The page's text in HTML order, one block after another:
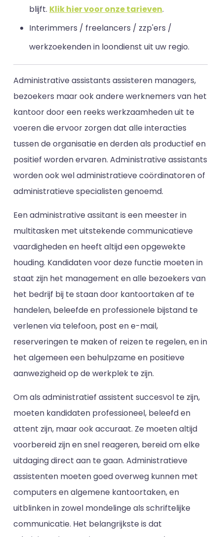
blijft. Klik hier voor onze tarieven.
Interimmers / freelancers / zzp'ers /
werkzoekenden in loondienst uit uw regio.
Administrative assistants assisteren managers,
bezoekers maar ook andere werknemers van het
kantoor door een reeks werkzaamheden uit te
voeren die ervoor zorgen dat alle interacties
tussen de organisatie en derden als productief en
positief worden ervaren. Administrative assistants
worden ook wel administratieve coördinatoren of
administratieve specialisten genoemd.
Een administrative assitant is een meester in
multitasken met uitstekende communicatieve
vaardigheden en heeft altijd een opgewekte
houding. Kandidaten voor deze functie moeten in
staat zijn het management en alle bezoekers van
het bedrijf bij te staan door kantoortaken af te
handelen, beleefde en professionele bijstand te
verlenen via telefoon, post en e-mail,
reserveringen te maken of reizen te regelen, en in
het algemeen een behulpzame en positieve
aanwezigheid op de werkplek te zijn.
Om als administratief assistent succesvol te zijn,
moeten kandidaten professioneel, beleefd en
attent zijn, maar ook accuraat. Ze moeten altijd
voorbereid zijn en snel reageren, bereid om elke
uitdaging direct aan te gaan. Administratieve
assistenten moeten goed overweg kunnen met
computers en algemene kantoortaken, en
uitblinken in zowel mondelinge als schriftelijke
communicatie. Het belangrijkste is dat